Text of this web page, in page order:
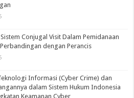
Conjugal Visit Dalam Pemidanaan
dengan Perancis
Informasi (Cyber Crime) dan
dalam Sistem Hukum Indonesia
Keamanan Cyber